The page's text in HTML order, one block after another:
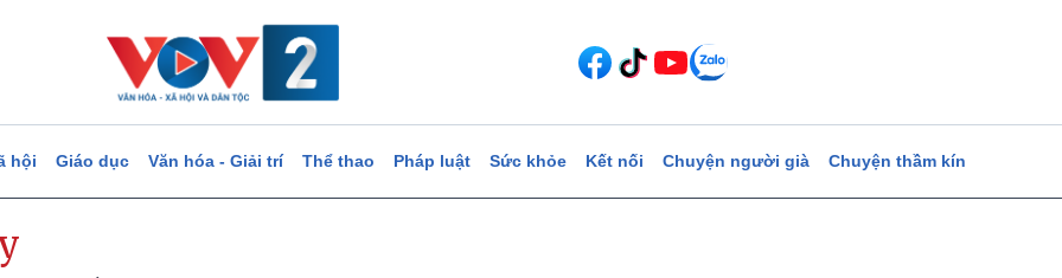
hội Giáo dục Văn hóa - Giải trí Thể thao Pháp luật Sức khỏe Kết nối Chuyện người già Chuyện thầm kín